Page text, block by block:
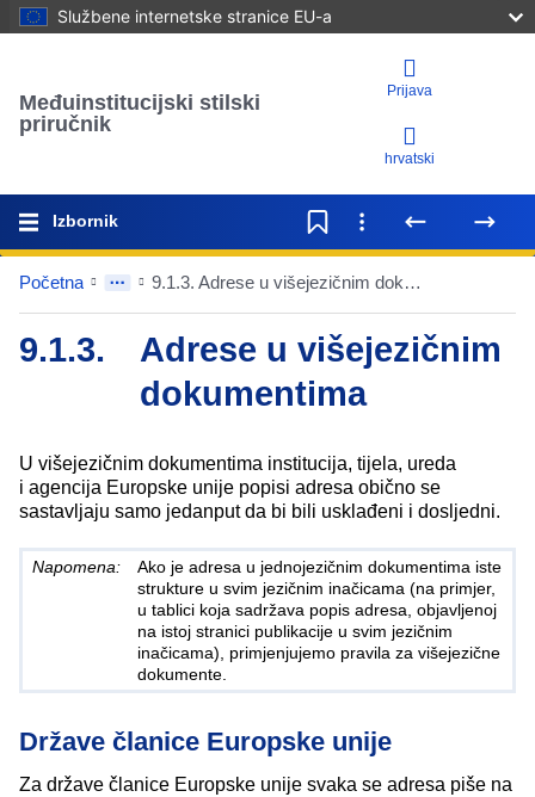
Službene internetske stranice EU-a
Međuinstitucijski stilski
priručnik
Prijava
hrvatski
Izbornik
Početna 9.1.3. Adrese u višejezičnim dokumentima